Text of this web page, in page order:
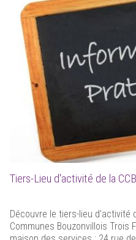
Tiers-Lieu d'activité de la
Découvre le tiers-lieu d'activité
Communes Bouzonvillois Trois